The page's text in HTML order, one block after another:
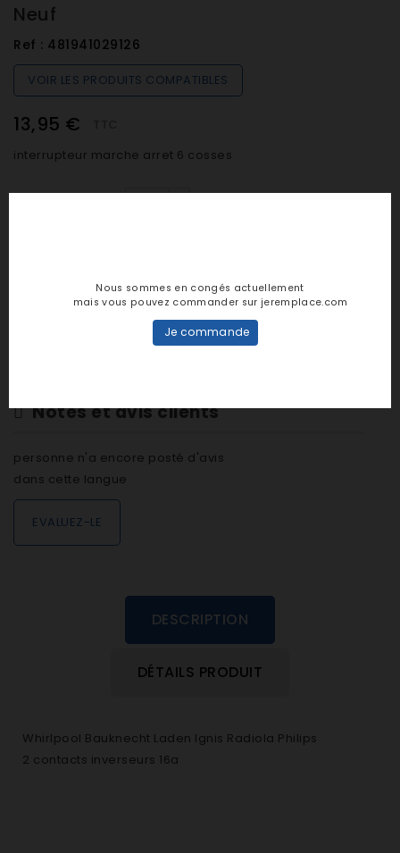
Neuf
Ref : 481941029126
VOIR LES PRODUITS COMPATIBLES
13,95 €
interrupteur marche arret 6 cosses
AJOUTER AU PANIER
Notes et avis clients
personne n'a encore posté d'avis
dans cette langue
EVALUEZ-LE
DESCRIPTION
DÉTAILS PRODUIT
Whirlpool Bauknecht Laden Ignis Radiola Philips
2 contacts inverseurs 16a
Nous sommes en congés actuellement
mais vous pouvez commander sur jeremplace.com
Je commande